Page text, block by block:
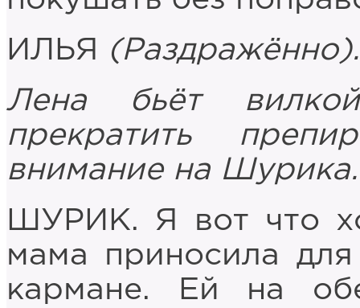
ИЛЬЯ
(Раздражённо).
Лена бьёт
прекратить
внимание на Шурика.
ШУРИК. Я вот что
мама приносила
кармане. Ей на